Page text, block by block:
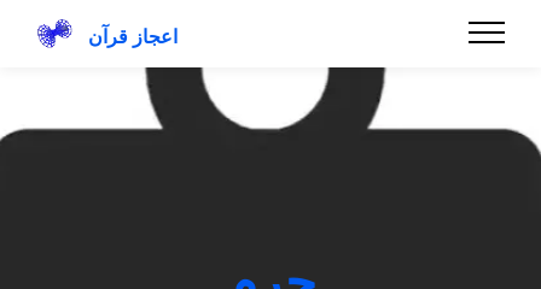
اعجاز قرآن